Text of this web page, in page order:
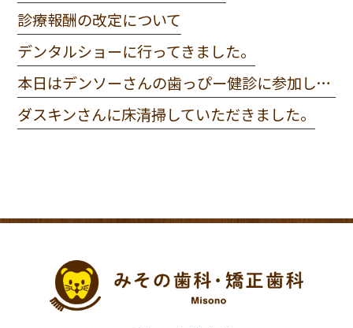
診療報酬の改定について
デンタルショーに行ってきました。
本日はデンソーさんの歯っぴー健診に参加してきました。
ダスキンさんに床清掃していただきました。